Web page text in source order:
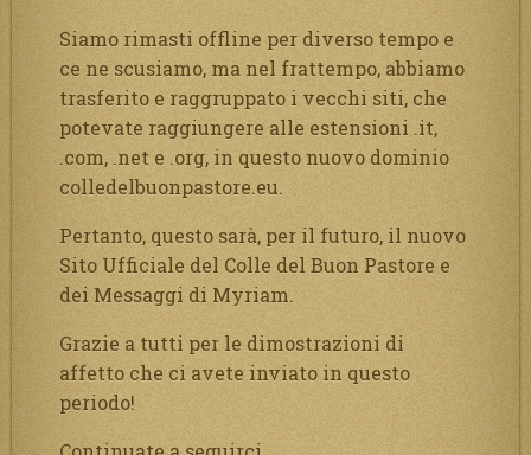
Siamo rimasti offline per diverso tempo e
ce ne scusiamo, ma nel frattempo, abbiamo
trasferito e raggruppato i vecchi siti, che
potevate raggiungere alle estensioni .it,
.com, .net e .org, in questo nuovo dominio
colledelbuonpastore.eu.
Pertanto, questo sarà, per il futuro, il nuovo
Sito Ufficiale del Colle del Buon Pastore e
dei Messaggi di Myriam.
Grazie a tutti per le dimostrazioni di
affetto che ci avete inviato in questo
periodo!